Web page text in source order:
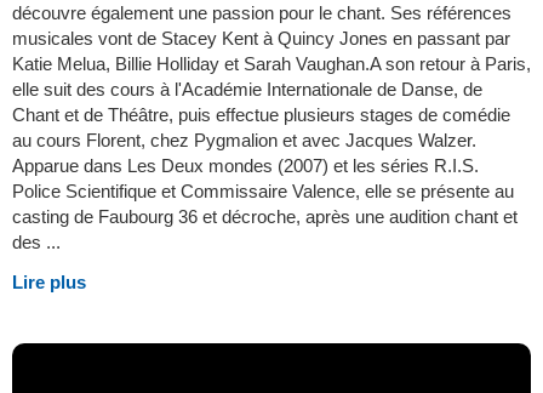
découvre également une passion pour le chant. Ses références
musicales vont de Stacey Kent à Quincy Jones en passant par
Katie Melua, Billie Holliday et Sarah Vaughan.A son retour à Paris,
elle suit des cours à l'Académie Internationale de Danse, de
Chant et de Théâtre, puis effectue plusieurs stages de comédie
au cours Florent, chez Pygmalion et avec Jacques Walzer.
Apparue dans Les Deux mondes (2007) et les séries R.I.S.
Police Scientifique et Commissaire Valence, elle se présente au
casting de Faubourg 36 et décroche, après une audition chant et
des ...
Lire plus